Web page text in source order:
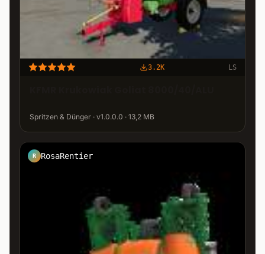
3.2K LS
Spritzen & Dünger · v1.0.0.0 · 13,2 MB
R RosaRentier